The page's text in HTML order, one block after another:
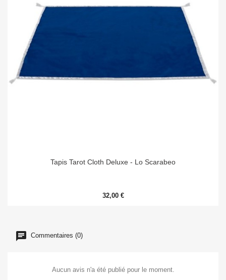
Tapis Tarot Cloth Deluxe - Lo Scarabeo
32,00 €
Commentaires (0)
Aucun avis n'a été publié pour le moment.